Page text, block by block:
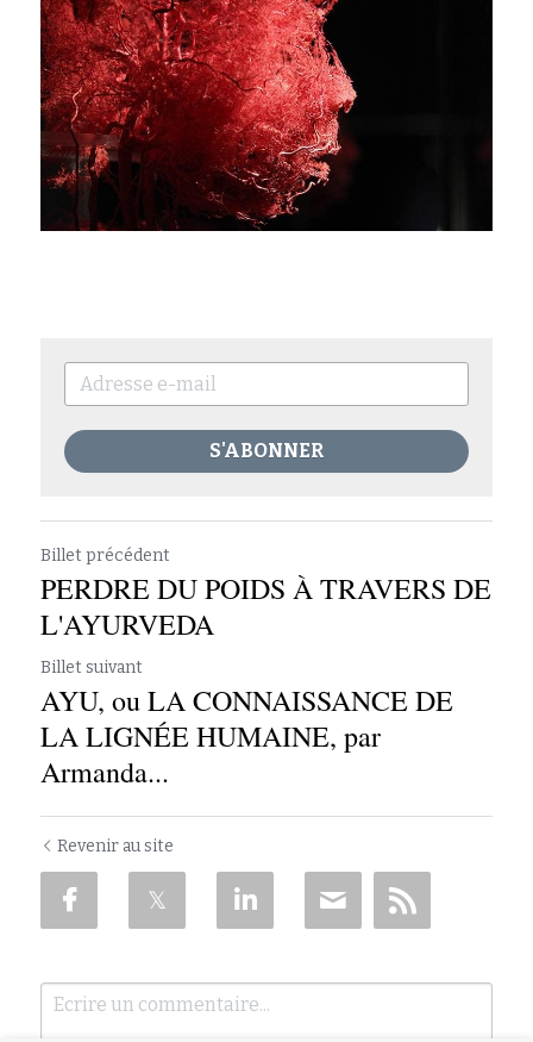
S'ABONNER
Billet précédent
PERDRE DU POIDS À TRAVERS DE
L'AYURVEDA
Billet suivant
AYU, ou LA CONNAISSANCE DE
LA LIGNÉE HUMAINE, par
Armanda...
Revenir au site